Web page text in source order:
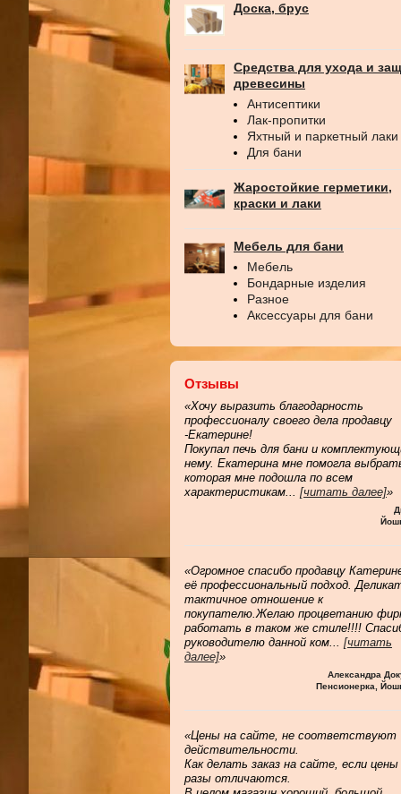
Доска, брус
Средства для ухода и
древесины
Антисептики
Лак-пропитки
Яхтный и паркетный лаки
Для бани
Жаростойкие герметики,
краски и лаки
Мебель для бани
Мебель
Бондарные изделия
Разное
Аксессуары для бани
Отзывы
«Хочу выразить благодарность
профессионалу своего дела продавцу
-Екатерине!
Покупал печь для бани и
нему. Екатерина мне помогла
которая мне подошла по всем
характеристикам
[читать далее]»
«Огромное спасибо продавцу
её профессиональный подход.
тактичное отношение к
покупателю.Желаю процветанию
работать в таком же стиле!!!!
руководителю данной ком
[читать
далее]»
Александра
Пенсионерка,
«Цены на сайте, не соответствуют
действительности.
Как делать заказ на сайте, если цены
разы отличаются.